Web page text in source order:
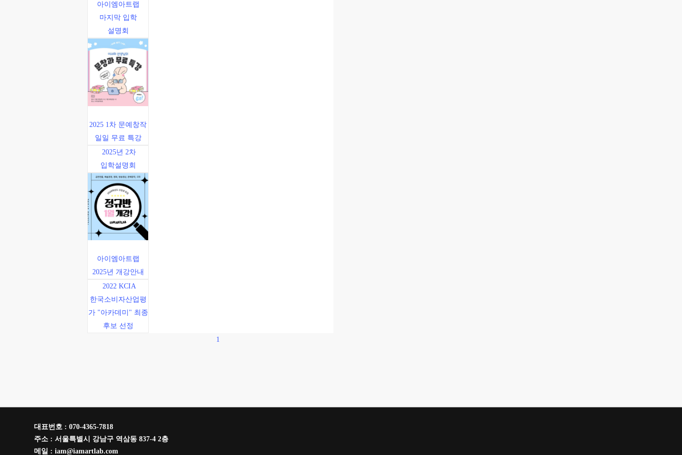
아이엠아트랩
마지막 입학
설명회
2025 1차 문예창작
일일 무료 특강
2025년 2차
입학설명회
아이엠아트랩
2025년 개강안내
2022 KCIA
한국소비자산업평
가 "아카데미" 최종
후보 선정
1
대표번호 : 070-4365-7818
주소 : 서울특별시 강남구 역삼동 837-4 2층
메일 : iam@iamartlab.com